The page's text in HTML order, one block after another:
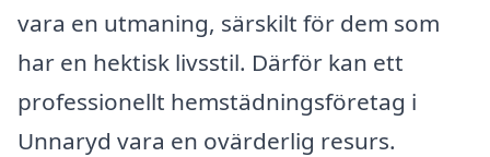
vara en utmaning, särskilt för dem som
har en hektisk livsstil. Därför kan ett
professionellt hemstädningsföretag i
Unnaryd vara en ovärderlig resurs.